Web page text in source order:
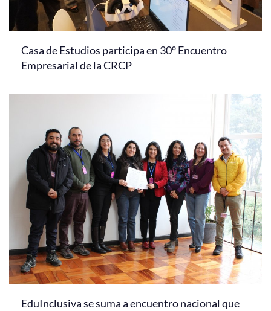
Casa de Estudios participa en 30° Encuentro
Empresarial de la CRCP
EduInclusiva se suma a encuentro nacional que